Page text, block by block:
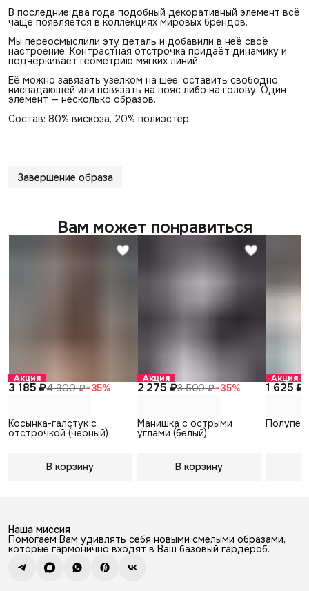
В последние два года подобный декоративный элемент всё
чаще появляется в коллекциях мировых брендов.
Мы переосмыслили эту деталь и добавили в неё своё
настроение. Контрастная отстрочка придаёт динамику и
подчёркивает геометрию мягких линий.
Её можно завязать узелком на шее, оставить свободно
ниспадающей или повязать на пояс либо на голову. Один
элемент — несколько образов.
Состав: 80% вискоза, 20% полиэстер.
Завершение образа
Вам может понравиться
Акция
3 185 ₽4 900 ₽−35%
Косынка-галстук с
отстрочкой (черный)
В корзину
Акция
2 275 ₽3 500 ₽−35%
Манишка с острыми
углами (белый)
В корзину
Акция
1 625 ₽
Наша миссия
Помогаем Вам удивлять себя новыми смелыми образами,
которые гармонично входят в Ваш базовый гардероб.